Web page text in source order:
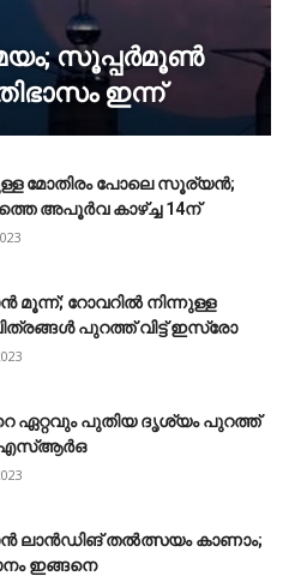
സൂപ്പർമൂൺ
ഇന്ന്
മോതിരം പോലെ സൂര്യൻ;
അപൂർവ കാഴ്‌ച്ച 14ന്
മൂന്ന്; റോവറിൽ നിന്നുള്ള
പുറത്ത് വിട്ട് ഇസ്രോ
ഏറ്റവും പുതിയ ദൃശ്യം പുറത്ത്
ലാൻഡിങ് തൽത്സയം കാണാം;
ഇങ്ങനെ